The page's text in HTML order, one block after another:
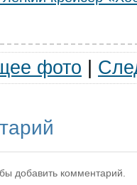
фото
добавить комментарий.